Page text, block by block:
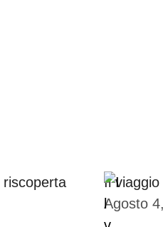
Il
Agosto